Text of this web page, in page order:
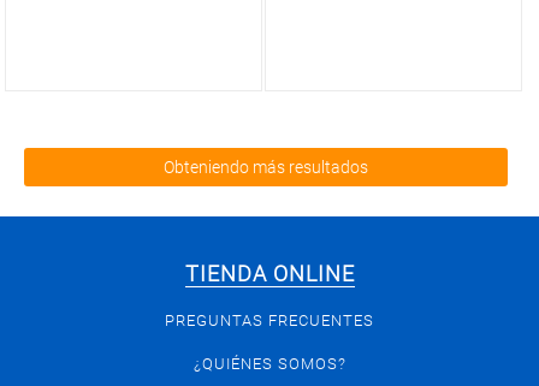
Obteniendo más resultados
TIENDA ONLINE
PREGUNTAS FRECUENTES
¿QUIÉNES SOMOS?